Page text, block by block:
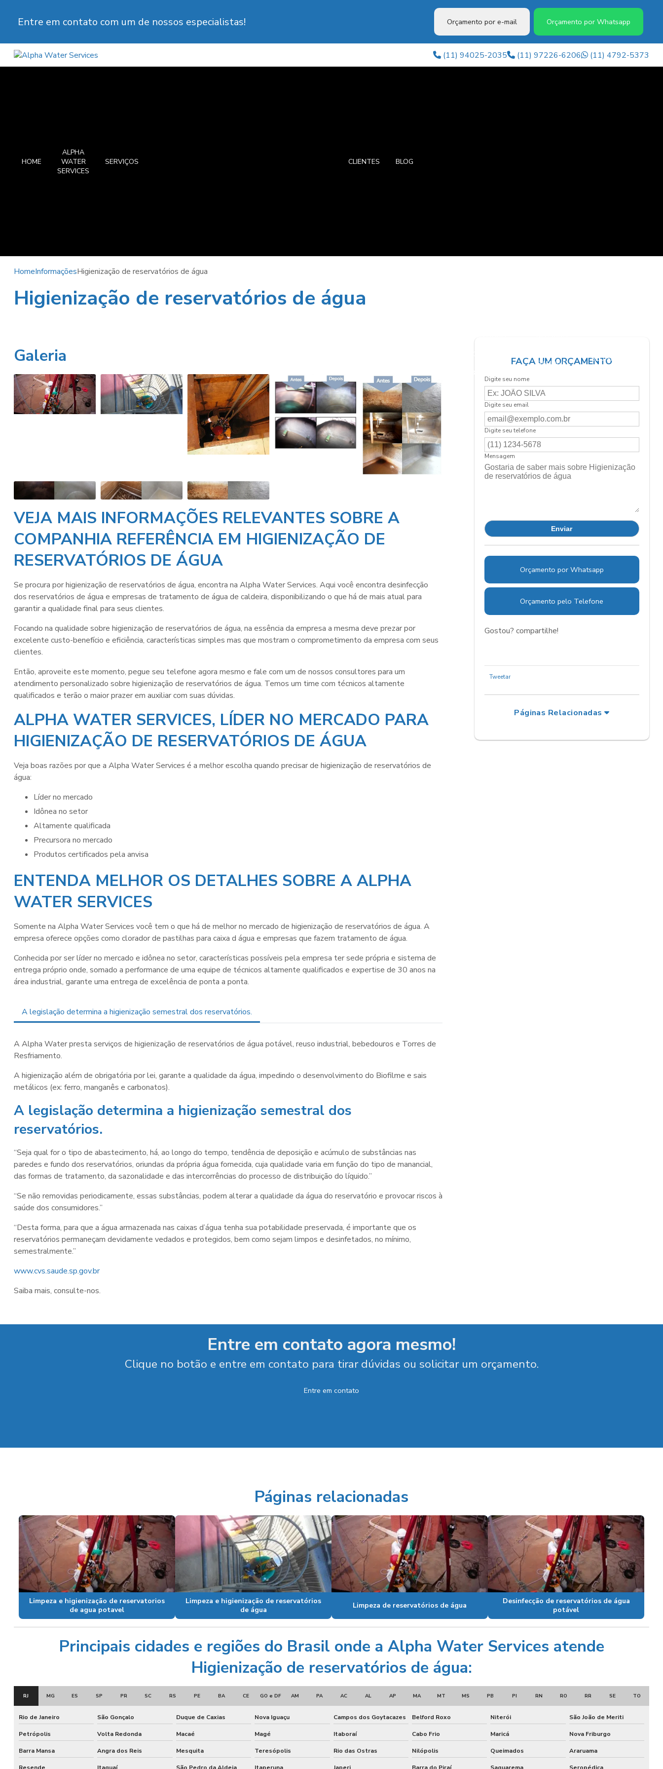
Entre em contato com um de nossos especialistas! Orçamento por e-mail Orçamento por Whatsapp
(11) 94025-2035 (11) 97226-6206 (11) 4792-5373
HOME
ALPHA
WATER
SERVICES
SERVIÇOS CLIENTES BLOG
BEM-ESTAR
SAÚDE E
SEU SISTEMA DE
HomeInformaçõesHigienização de reservatórios de água
Higienização de reservatórios de água
Galeria
VEJA MAIS INFORMAÇÕES RELEVANTES SOBRE A
COMPANHIA REFERÊNCIA EM HIGIENIZAÇÃO DE
RESERVATÓRIOS DE ÁGUA
Se procura porhigienização de reservatórios de água, encontra na Alpha Water Services. Aqui você encontra desinfecção
dos reservatórios de água e empresas de tratamento de água de caldeira, disponibilizando o que há de mais atual para
garantir a qualidade final para seus clientes.
Focando na qualidade sobre higienização de reservatórios de água, na essência da empresa a mesma deve prezar por
excelente custo-benefício e eficiência, características simples mas que mostram o comprometimento da empresa com seus
clientes.
Então, aproveite este momento, pegue seu telefone agora mesmo e fale com um de nossos consultores para um
atendimento personalizado sobre higienização de reservatórios de água. Temos um time com técnicos altamente
qualificados e terão o maior prazer em auxiliar com suas dúvidas.
ALPHA WATER SERVICES, LÍDER NO MERCADO PARA
HIGIENIZAÇÃO DE RESERVATÓRIOS DE ÁGUA
Veja boas razões por que a Alpha Water Services é a melhor escolha quando precisar de higienização de reservatórios de
água:
líder no mercado
idônea no setor
altamente qualificada
precursora no mercado
produtos certificados pela anvisa
ENTENDA MELHOR OS DETALHES SOBRE A ALPHA
WATER SERVICES
Somente na Alpha Water Services você tem o que há de melhor no mercado de higienização de reservatórios de água. A
empresa oferece opções como clorador de pastilhas para caixa d água e empresas que fazem tratamento de água.
Conhecida por ser líder no mercado e idônea no setor, características possíveis pela empresa ter sede própria e sistema de
entrega próprio onde, somado a performance de uma equipe de técnicos altamente qualificados e expertise de 30 anos na
área industrial, garante uma entrega de excelência de ponta a ponta.
A legislação determina a higienização semestral dos reservatórios.
A Alpha Water presta serviços de higienização de reservatórios de água potável, reuso industrial, bebedouros e Torres de
Resfriamento.
A higienização além de obrigatória por lei, garante a qualidade da água, impedindo o desenvolvimento do Biofilme e sais
metálicos (ex: ferro, manganês e carbonatos).
A legislação determina a higienização semestral dos
reservatórios.
“Seja qual for o tipo de abastecimento, há, ao longo do tempo, tendência de deposição e acúmulo de substâncias nas
paredes e fundo dos reservatórios, oriundas da própria água fornecida, cuja qualidade varia em função do tipo de manancial,
das formas de tratamento, da sazonalidade e das intercorrências do processo de distribuição do líquido.”
“Se não removidas periodicamente, essas substâncias, podem alterar a qualidade da água do reservatório e provocar riscos à
saúde dos consumidores.”
“Desta forma, para que a água armazenada nas caixas d’água tenha sua potabilidade preservada, é importante que os
reservatórios permaneçam devidamente vedados e protegidos, bem como sejam limpos e desinfetados, no mínimo,
semestralmente.”
www.cvs.saude.sp.gov.br
Saiba mais, consulte-nos.
FAÇA UM ORÇAMENTO
Digite seu nome
Digite seu email
Digite seu telefone
Mensagem
Orçamento por Whatsapp
Orçamento pelo Telefone
Gostou? compartilhe!
Tweetar
Páginas Relacionadas
Entre em contato agora mesmo!
Clique no botão e entre em contato para tirar dúvidas ou solicitar um orçamento.
Entre em contato
Páginas relacionadas
Limpeza e higienização de reservatorios
de agua potavel
Limpeza e higienização de reservatórios
de água
Limpeza de reservatórios de água
Desinfecção de reservatórios de água
potável
Principais cidades e regiões do Brasil onde a Alpha Water Services atende
Higienização de reservatórios de água:
RJ MG ES SP PR SC RS PE BA CE GO e DF AM PA AC AL AP MA MT MS PB PI RN RO RR SE TO
Rio de Janeiro São Gonçalo Duque de Caxias Nova Iguaçu Campos dos Goytacazes Belford Roxo Niterói São João de Meriti
Petrópolis Volta Redonda Macaé Magé Itaboraí Cabo Frio Maricá Nova Friburgo
Barra Mansa Angra dos Reis Mesquita Teresópolis Rio das Ostras Nilópolis Queimados Araruama